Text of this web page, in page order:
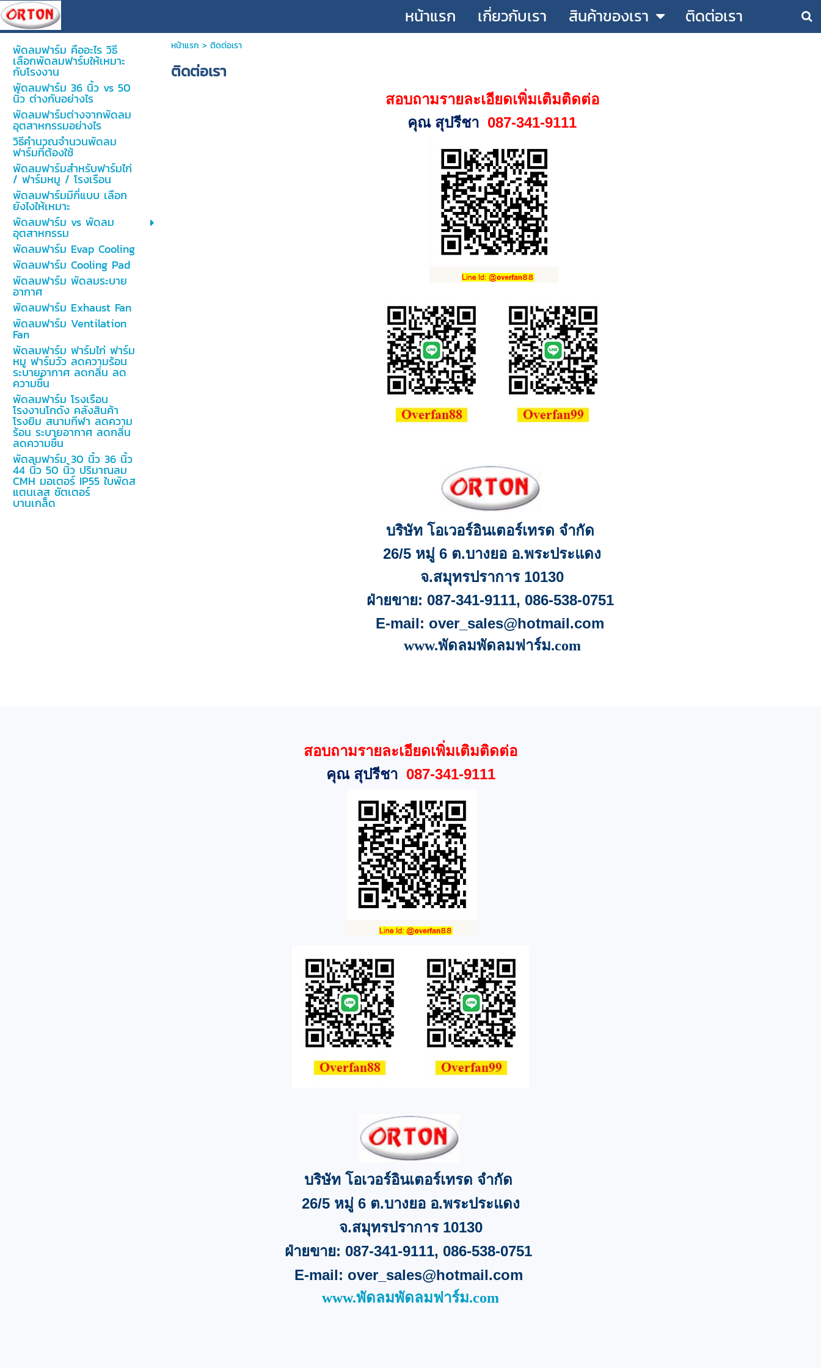
หน้าแรก เกี่ยวกับเรา สินค้าของเรา ติดต่อเรา
พัดลมฟาร์ม คืออะไร วิธี
เลือกพัดลมฟาร์มให้เหมาะ
กับโรงงาน
พัดลมฟาร์ม 36 นิ้ว vs 50
นิ้ว ต่างกันอย่างไร
พัดลมฟาร์มต่างจากพัดลม
อุตสาหกรรมอย่างไร
วิธีคำนวณจำนวนพัดลม
ฟาร์มที่ต้องใช้
พัดลมฟาร์มสำหรับฟาร์มไก่
/ ฟาร์มหมู / โรงเรือน
พัดลมฟาร์มมีกี่แบบ เลือก
ยังไงให้เหมาะ
พัดลมฟาร์ม vs พัดลม
อุตสาหกรรม
พัดลมฟาร์ม Evap Cooling
พัดลมฟาร์ม Cooling Pad
พัดลมฟาร์ม พัดลมระบาย
อากาศ
พัดลมฟาร์ม Exhaust Fan
พัดลมฟาร์ม Ventilation
Fan
พัดลมฟาร์ม ฟาร์มไก่ ฟาร์ม
หมู ฟาร์มวัว ลดความร้อน
ระบายอากาศ ลดกลิ่น ลด
ความชื้น
พัดลมฟาร์ม โรงเรือน
โรงงานโกดัง คลังสินค้า
โรงยิม สนามกีฬา ลดความ
ร้อน ระบายอากาศ ลดกลิ่น
ลดความชื้น
พัดลมฟาร์ม 30 นิ้ว 36 นิ้ว
44 นิ้ว 50 นิ้ว ปริมาณลม
CMH มอเตอร์ IP55 ใบพัดส
แตนเลส ชัตเตอร์
บานเกล็ด
หน้าแรก > ติดต่อเรา
ติดต่อเรา
สอบถามรายละเอียดเพิ่มเติมติดต่อ
คุณ สุปรีชา 087-341-9111
บริษัท โอเวอร์อินเตอร์เทรด จำกัด
26/5 หมู่6 ต.บางยอ อ.พระประแดง
จ.สมุทรปราการ 10130
ฝ่ายขาย: 087-341-9111, 086-538-0751
E-mail: over_sales@hotmail.com
www.พัดลมพัดลมฟาร์ม.com
สอบถามรายละเอียดเพิ่มเติมติดต่อ
คุณ สุปรีชา 087-341-9111
บริษัท โอเวอร์อินเตอร์เทรด จำกัด
26/5 หมู่ 6 ต.บางยอ อ.พระประแดง
จ.สมุทรปราการ 10130
ฝ่ายขาย: 087-341-9111, 086-538-0751
E-mail: over_sales@hotmail.com
www.พัดลมพัดลมฟาร์ม.com